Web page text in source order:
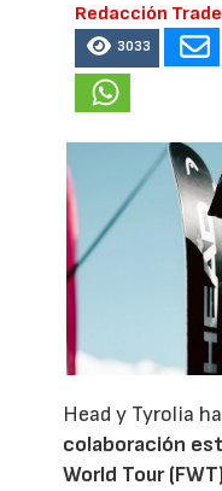
Redacción
3033
Head y Tyrolia
colaboración
World Tour